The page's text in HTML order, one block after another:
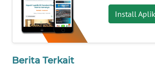
Install
Berita Terkait
WN
MALUT
WN